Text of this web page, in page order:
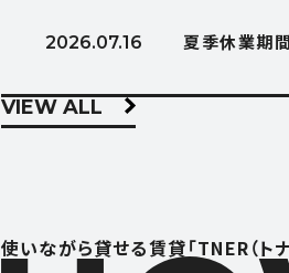
アクセス
2026.07.16 夏季休業期
VIEW ALL
使いながら貸せる賃貸「TNER（ト